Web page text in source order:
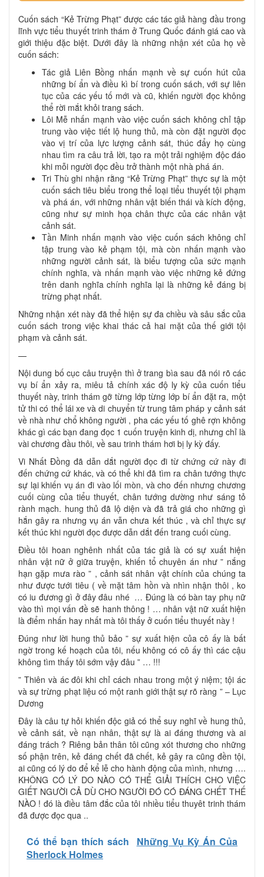
Cuốn sách “Kẻ Trừng Phạt” được các tác giả hàng đầu trong
lĩnh vực tiểu thuyết trinh thám ở Trung Quốc đánh giá cao và
giới thiệu đặc biệt. Dưới đây là những nhận xét của họ về
cuốn sách:
Tác giả Liên Bồng nhấn mạnh về sự cuốn hút của
những bí ẩn và điều kì bí trong cuốn sách, với sự liên
tục của các yếu tố mới và cũ, khiến người đọc không
thể rời mắt khỏi trang sách.
Lôi Mễ nhấn mạnh vào việc cuốn sách không chỉ tập
trung vào việc tiết lộ hung thủ, mà còn đặt người đọc
vào vị trí của lực lượng cảnh sát, thúc đẩy họ cùng
nhau tìm ra câu trả lời, tạo ra một trải nghiệm độc đáo
khi mỗi người đọc đều trở thành một nhà phá án.
Tri Thù ghi nhận rằng “Kẻ Trừng Phạt” thực sự là một
cuốn sách tiêu biểu trong thể loại tiểu thuyết tội phạm
và phá án, với những nhân vật biến thái và kích động,
cũng như sự minh họa chân thực của các nhân vật
cảnh sát.
Tần Minh nhấn mạnh vào việc cuốn sách không chỉ
tập trung vào kẻ phạm tội, mà còn nhấn mạnh vào
những người cảnh sát, là biểu tượng của sức mạnh
chính nghĩa, và nhấn mạnh vào việc những kẻ đứng
trên danh nghĩa chính nghĩa lại là những kẻ đáng bị
trừng phạt nhất.
Những nhận xét này đã thể hiện sự đa chiều và sâu sắc của
cuốn sách trong việc khai thác cả hai mặt của thế giới tội
phạm và cảnh sát.
—
Nội dung bố cục câu truyện thì ở trang bìa sau đã nói rõ các
vụ bí ẩn xảy ra, miêu tả chính xác độ ly kỳ của cuốn tiểu
thuyết này, trinh thám gỡ từng lớp từng lớp bí ẩn đặt ra, một
tử thi có thể lái xe và di chuyển từ trung tâm pháp y cảnh sát
về nhà như chổ không người , pha các yếu tố ghê rợn không
khác gì các bạn đang đọc 1 cuốn truyện kinh dị, nhưng chỉ là
vài chương đầu thôi, về sau trinh thám hơi bị ly kỳ đấy.
Vi Nhất Đồng đã dẫn dắt người đọc đi từ chứng cứ này đi
đến chứng cứ khác, và có thể khi đã tìm ra chân tướng thực
sự lại khiến vụ án đi vào lối mòn, và cho đến nhưng chương
cuối cùng của tiểu thuyết, chân tướng dường như sáng tỏ
rành mạch. hung thủ đã lộ diện và đã trả giá cho những gì
hắn gây ra nhưng vụ án vẫn chưa kết thúc , và chỉ thực sự
kết thúc khi người đọc được dẫn dắt đến trang cuối cùng.
Điều tôi hoan nghênh nhất của tác giả là có sự xuất hiện
nhân vật nữ ở giữa truyện, khiến tổ chuyên án như ” nắng
hạn gặp mưa rào ” , cảnh sát nhân vật chính của chúng ta
như được tưới tiêu ( về mặt tâm hồn và nhìn nhận thôi , ko
có iu đương gì ở đây đâu nhé … Đúng là có bàn tay phụ nữ
vào thì mọi vấn đề sẽ hanh thông ! … nhân vật nữ xuất hiện
là điểm nhấn hay nhất mà tôi thấy ở cuốn tiểu thuyết này !
Đúng như lời hung thủ bảo ” sự xuất hiện của cô ấy là bất
ngờ trong kế hoạch của tôi, nếu không có cô ấy thì các cậu
không tìm thấy tôi sớm vậy đâu ” … !!!
” Thiên và ác đôi khi chỉ cách nhau trong một ý niệm; tội ác
và sự trừng phạt liệu có một ranh giới thật sự rõ ràng ” – Lục
Dương
Đây là câu tự hỏi khiến độc giả có thể suy nghĩ về hung thủ,
về cảnh sát, về nạn nhân, thật sự là ai đáng thương và ai
đáng trách ? Riêng bản thân tôi cũng xót thương cho những
số phận trên, kẻ đáng chết đã chết, kẻ gây ra cũng đền tội,
ai cũng có lý do để kể lễ cho hành động của mình, nhưng ….
KHÔNG CÓ LÝ DO NÀO CÓ THỂ GIẢI THÍCH CHO VIỆC
GIẾT NGƯỜI CẢ DÙ CHO NGƯỜI ĐÓ CÓ ĐÁNG CHẾT THẾ
NÀO ! đó là điều tâm đắc của tôi nhiều tiểu thuyêt trinh thám
đã được đọc qua ..
Có thể bạn thích sách
Những Vụ Kỳ Án Của
Sherlock Holmes